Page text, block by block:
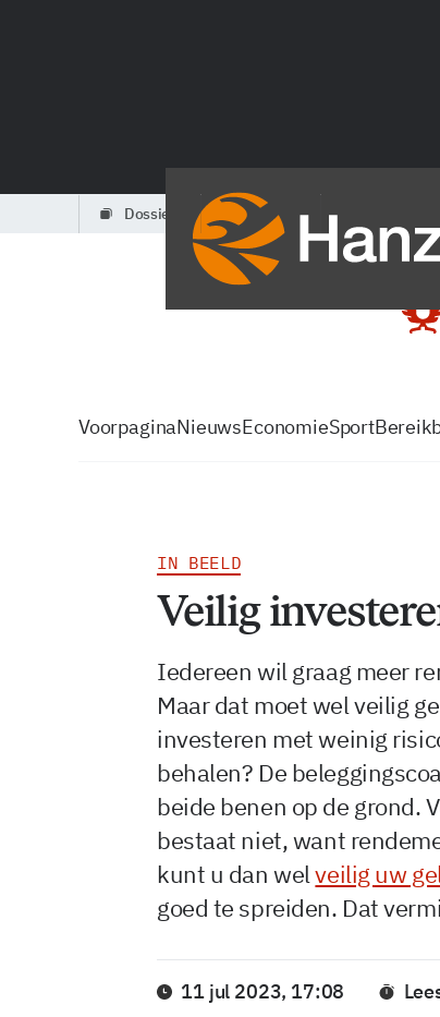
dossiers partners
VoorpaginaNieuwsEconomieSport
IN BEELD
Veilig
Iedereen wil graag meer
Maar dat moet wel veilig
investeren met weinig
behalen? De
beide benen op de grond.
bestaat niet, want
kunt u dan welveilig uw
goed te spreiden. Dat
11 jul 2023, 17:08